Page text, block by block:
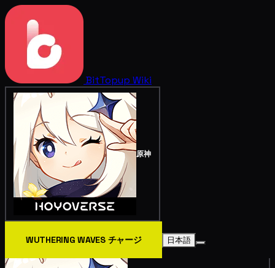
BitTopup Wiki
原神
WUTHERING WAVES チャージ 日本語